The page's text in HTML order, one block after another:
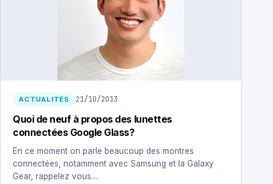
ACTUALITÉS 21/10/2013
Quoi de neuf à propos des lunettes
connectées Google Glass?
En ce moment on parle beaucoup des montres
connectées, notamment avec Samsung et la Galaxy
Gear, rappelez vous…